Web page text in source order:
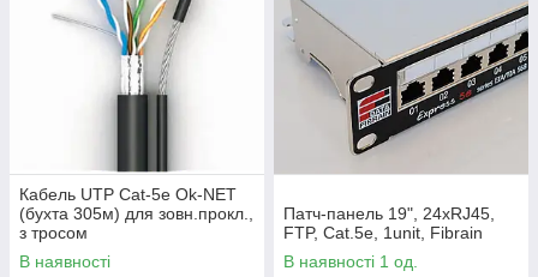
Кабель UTP Cat-5e Ok-NET
(бухта 305м) для зовн.прокл.,
з тросом
В наявності
Патч-панель 19", 24xRJ45,
FTP, Cat.5e, 1unit, Fibrain
В наявності 1 од.